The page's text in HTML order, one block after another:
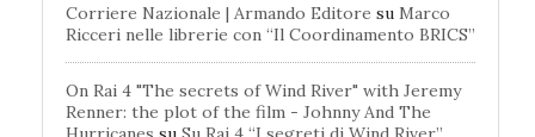
Corriere Nazionale | Armando Editore su Marco
Ricceri nelle librerie con “Il Coordinamento BRICS”
On Rai 4 "The secrets of Wind River" with Jeremy
Renner: the plot of the film - Johnny And The